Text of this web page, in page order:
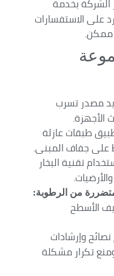
على الاستفسارات
ممكن.
مصدر تسرب
الأجهزة.
طبقات عازلة
على جفاف المبنى.
تقنية البخار
من الرطوبة:
الأسطح
وإرشادات
تكرار مشكلة